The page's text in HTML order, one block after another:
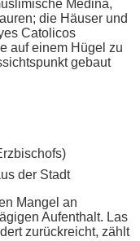
Medina,
die Häuser und
Catolicos
auf einem Hügel zu
gebaut
der Stadt
Mangel an
Aufenthalt. Las
zurückreicht, zählt